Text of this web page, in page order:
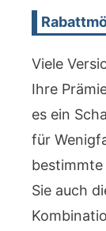
Viele
Ihre
es ein
für
Sie auch